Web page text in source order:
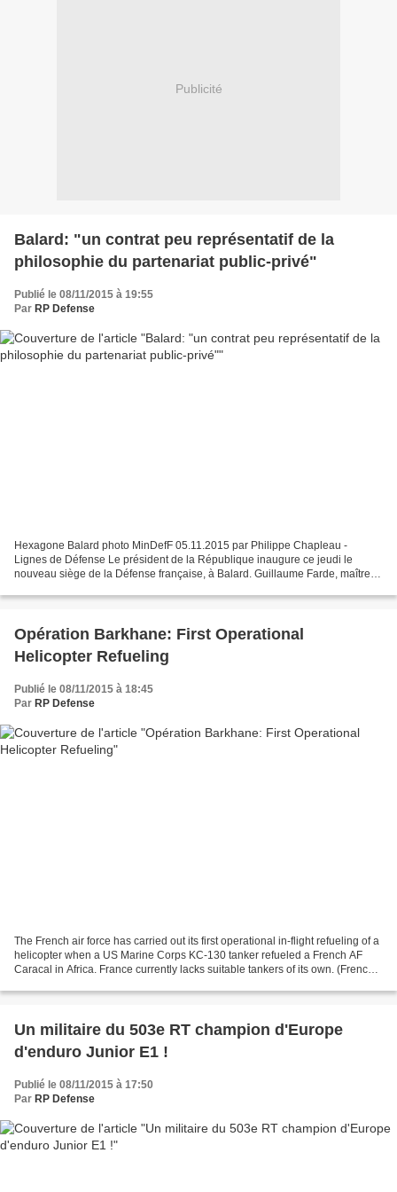
Publicité
Balard: "un contrat peu représentatif de la
philosophie du partenariat public-privé"
Publié le 08/11/2015 à 19:55
Par RP Defense
Hexagone Balard photo MinDefF 05.11.2015 par Philippe Chapleau -
Lignes de Défense Le président de la République inaugure ce jeudi le
nouveau siège de la Défense française, à Balard. Guillaume Farde, maître
Opération Barkhane: First Operational
Helicopter Refueling
Publié le 08/11/2015 à 18:45
Par RP Defense
The French air force has carried out its first operational in-flight refueling of a
helicopter when a US Marine Corps KC-130 tanker refueled a French AF
Caracal in Africa. France currently lacks suitable tankers of its own. (French
Un militaire du 503e RT champion d'Europe
d'enduro Junior E1 !
Publié le 08/11/2015 à 17:50
Par RP Defense